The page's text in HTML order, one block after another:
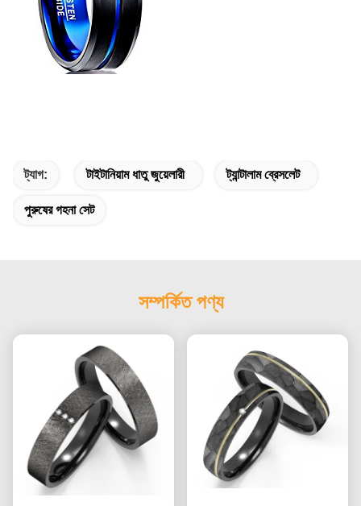
ট্যাগ: টাইটানিয়াম ধাতু জুয়েলারী ট্যান্টালাম ব্রেসলেট
পুরুষের গহনা সেট
সম্পর্কিত পণ্য